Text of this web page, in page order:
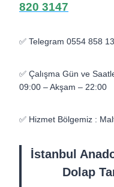
820 3147
✅ Telegram 0554 858
✅ Çalışma Gün ve
09:00 – Akşam – 22:00
✅ Hizmet Bölgemiz :
İstanbul
Dolap